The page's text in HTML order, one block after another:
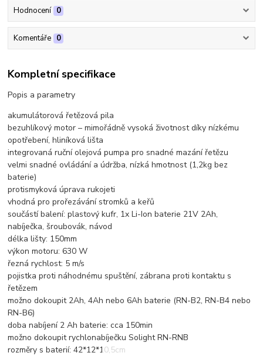
Hodnocení 0
Komentáře 0
Kompletní specifikace
Popis a parametry
akumulátorová řetězová pila
bezuhlíkový motor – mimořádně vysoká životnost díky nízkému
opotřebení, hliníková lišta
integrovaná ruční olejová pumpa pro snadné mazání řetězu
velmi snadné ovládání a údržba, nízká hmotnost (1,2kg bez
baterie)
protismyková úprava rukojeti
vhodná pro prořezávání stromků a keřů
součástí balení: plastový kufr, 1x Li-Ion baterie 21V 2Ah,
nabíječka, šroubovák, návod
délka lišty: 150mm
výkon motoru: 630 W
řezná rychlost: 5 m/s
pojistka proti náhodnému spuštění, zábrana proti kontaktu s
řetězem
možno dokoupit 2Ah, 4Ah nebo 6Ah baterie (RN-B2, RN-B4 nebo
RN-B6)
doba nabíjení 2 Ah baterie: cca 150min
možno dokoupit rychlonabíječku Solight RN-RNB
rozměry s baterií: 42*12*10,5cm